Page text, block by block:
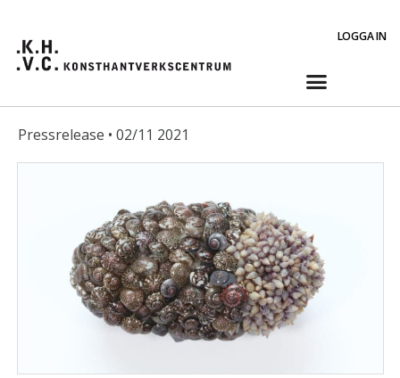
LOGGA IN
Pressrelease • 02/11 2021